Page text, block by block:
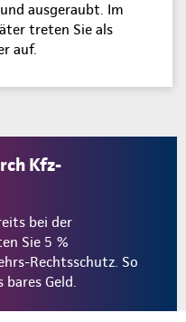
ausgeraubt. Im
treten Sie als
auf.
Kfz-
bei der
Sie 5 %
Rechtsschutz. So
bares Geld.